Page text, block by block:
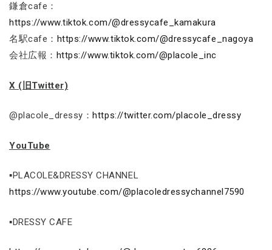
鎌倉cafe：
https://www.tiktok.com/@dressycafe_kamakura
名駅cafe： https://www.tiktok.com/@dressycafe_nagoya
会社広報： https://www.tiktok.com/@placole_inc
X (旧Twitter)
@placole_dressy： https://twitter.com/placole_dressy
YouTube
▪PLACOLE&DRESSY CHANNEL
https://www.youtube.com/@placoledressychannel7590
▪DRESSY CAFE